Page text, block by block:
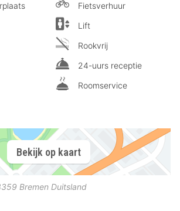
Fietsverhuur
Lift
Rookvrij
24-uurs receptie
Roomservice
Bekijk op kaart
Bremen Duitsland